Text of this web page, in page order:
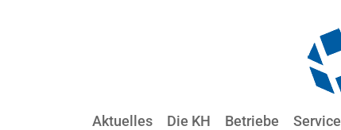
Aktuelles Die KH Betriebe Service